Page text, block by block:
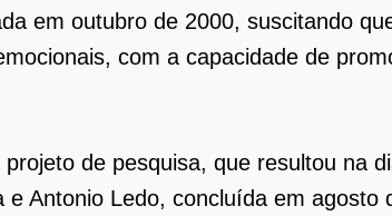
em outubro de 2000, suscitando
com a capacidade de
de pesquisa, que resultou na
Antonio Ledo, concluída em